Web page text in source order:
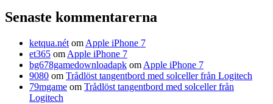
Senaste kommentarerna
ketqua.nét om Apple iPhone 7
et365 om Apple iPhone 7
bg678gamedownloadapk om Apple iPhone 7
9080 om Trådlöst tangentbord med solceller från Logitech
79mgame om Trådlöst tangentbord med solceller från
Logitech